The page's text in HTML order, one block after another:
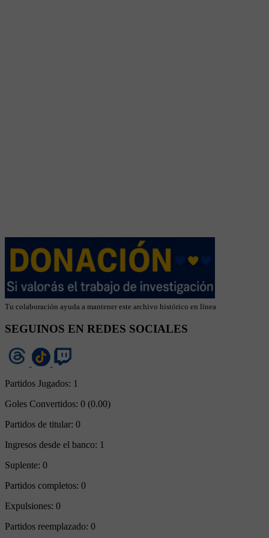
Tu colaboración ayuda a mantener este archivo histórico en línea
SEGUINOS EN REDES SOCIALES
Partidos Jugados: 1
Goles Convertidos: 0 (0.00)
Partidos de titular: 0
Ingresos desde el banco: 1
Suplente: 0
Partidos completos: 0
Expulsiones: 0
Partidos reemplazado: 0